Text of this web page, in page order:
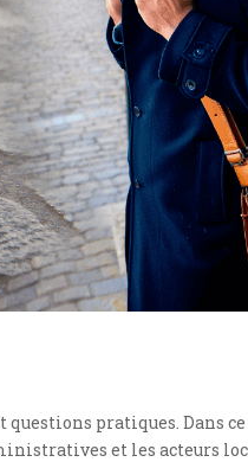
pratiques. Dans
et les acteurs